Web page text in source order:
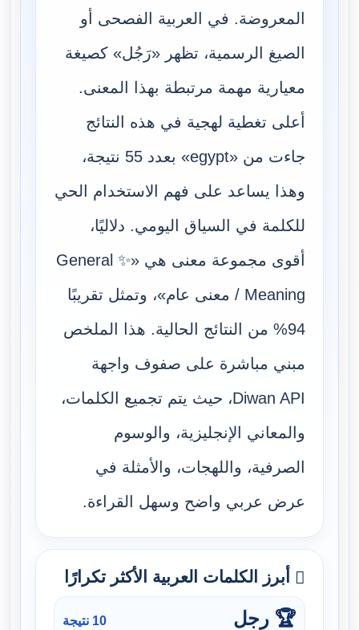
المعروضة. في العربية الفصحى أو
الصيغ الرسمية، تظهر «رَجُل» كصيغة
معيارية مهمة مرتبطة بهذا المعنى.
أعلى تغطية لهجية في هذه النتائج
جاءت من «egypt» بعدد 55 نتيجة،
وهذا يساعد على فهم الاستخدام الحي
للكلمة في السياق اليومي. دلاليًا،
أقوى مجموعة معنى هي «✨ General
Meaning / معنى عام»، وتمثل تقريبًا
94% من النتائج الحالية. هذا الملخص
مبني مباشرة على صفوف واجهة
Diwan API، حيث يتم تجميع الكلمات،
والمعاني الإنجليزية، والوسوم
الصرفية، واللهجات، والأمثلة في
عرض عربي واضح وسهل القراءة.
أبرز الكلمات العربية الأكثر تكرارًا
🏆 رجل 10 نتيجة